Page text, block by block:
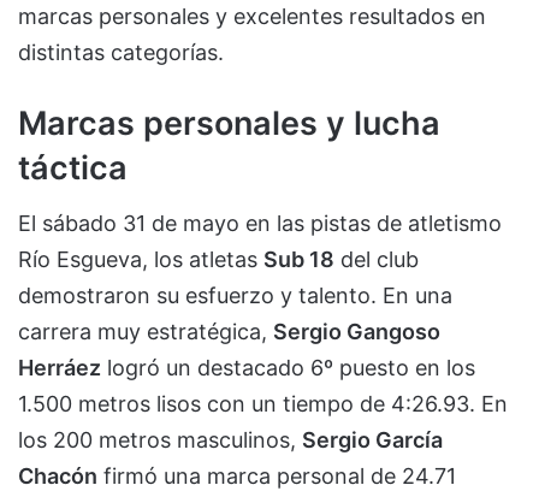
marcas personales y excelentes resultados en
distintas categorías.
Marcas personales y lucha
táctica
El sábado 31 de mayo en las pistas de atletismo
Río Esgueva, los atletas Sub 18 del club
demostraron su esfuerzo y talento. En una
carrera muy estratégica, Sergio Gangoso
Herráez logró un destacado 6º puesto en los
1.500 metros lisos con un tiempo de 4:26.93. En
los 200 metros masculinos, Sergio García
Chacón firmó una marca personal de 24.71